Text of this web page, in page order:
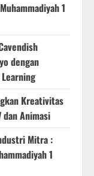
1
dengan
Kreativitas
dan Animasi
Mitra :
1